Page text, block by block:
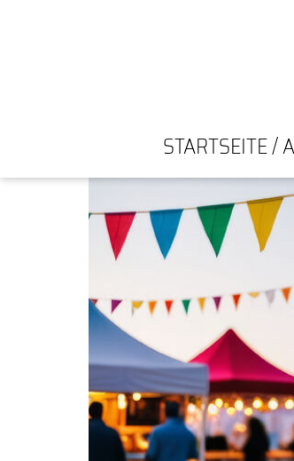
STARTSEITE /